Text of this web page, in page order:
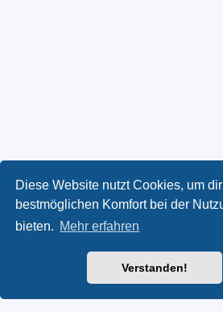
Diese Website nutzt Cookies, um
bestmöglichen Komfort bei der
bieten. Mehr erfahren
Verstanden!